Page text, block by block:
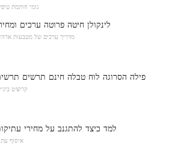
גומי חותמת
לינקולן חיטה פרוטה ערכים
מדריך ערכים של מטבעות
פילה הסרוגה לוח טבלה חינם תרשים
קרוצ'ט
למד כיצד להתגנב על מחירי
איסוף